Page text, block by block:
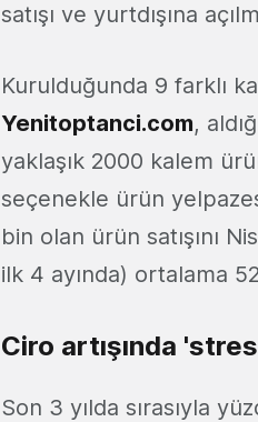
satışı ve yurtdışına
Kurulduğunda 9 farklı
Yenitoptanci.com,
yaklaşık 2000 kalem
seçenekle ürün
bin olan ürün satışını
ilk 4 ayında) ortalama
Ciro artışında
Son 3 yılda sırasıyla